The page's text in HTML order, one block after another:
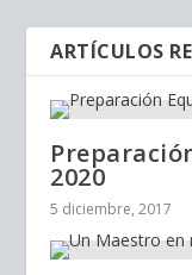
ARTÍCULOS
2020
5 diciembre, 2017